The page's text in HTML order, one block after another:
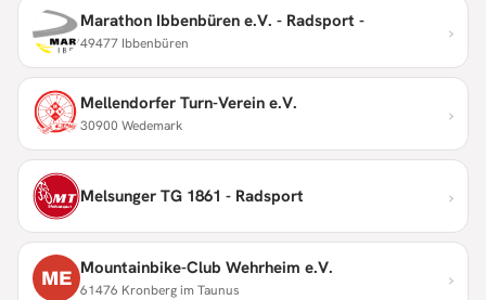
Marathon Ibbenbüren e.V. - Radsport -
49477 Ibbenbüren ›
Mellendorfer Turn-Verein e.V.
30900 Wedemark ›
Melsunger TG 1861 - Radsport ›
ME Mountainbike-Club Wehrheim e.V.
61476 Kronberg im Taunus ›